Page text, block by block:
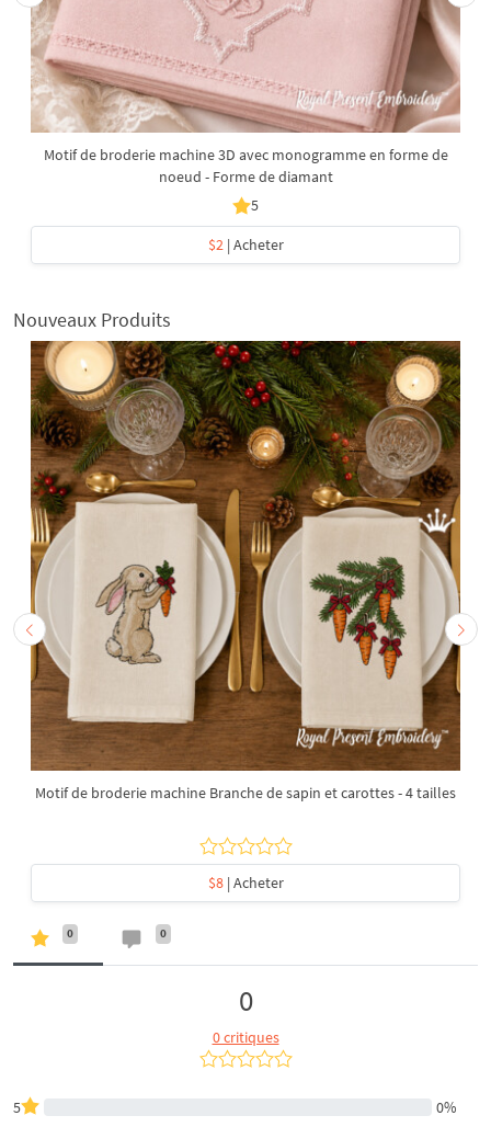
Motif de broderie machine 3D avec monogramme en forme de
noeud - Forme de diamant
5
$2 | Acheter
Nouveaux Produits
Motif de broderie machine Branche de sapin et carottes - 4 tailles
$8| Acheter
0 0
0
0 critiques
5
0%